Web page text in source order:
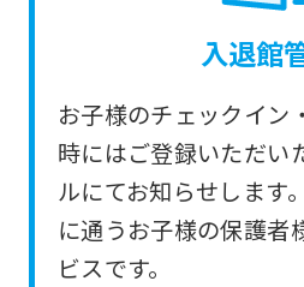
入退館
お子様のチェックイン
時にはご登録いただい
ルにてお知らせします
に通うお子様の保護者
ビスです。
may